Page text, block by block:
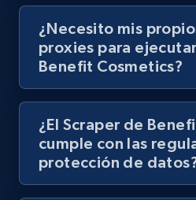
Youtube - Videos posts -
by podcast url
URL, Title, Youtuber,
Video length, Likes, Views,
8.1K+ 716+
¿Necesito mis
proxies para
Benefit Cosmetics?
¿El Scraper de
cumple con las
protección de